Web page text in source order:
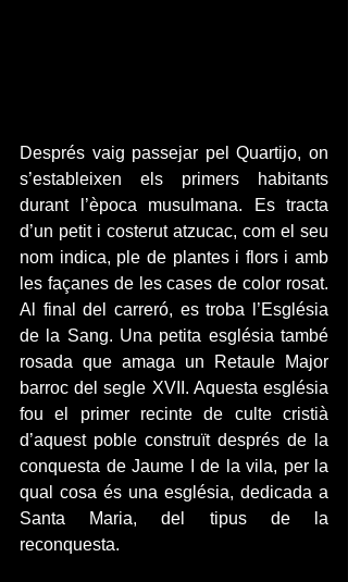
Després vaig passejar pel Quartijo, on
s’estableixen els primers habitants
durant l’època musulmana. Es tracta
d’un petit i costerut atzucac, com el seu
nom indica, ple de plantes i flors i amb
les façanes de les cases de color rosat.
Al final del carreró, es troba l’Església
de la Sang. Una petita església també
rosada que amaga un Retaule Major
barroc del segle XVII. Aquesta església
fou el primer recinte de culte cristià
d’aquest poble construït després de la
conquesta de Jaume I de la vila, per la
qual cosa és una església, dedicada a
Santa Maria, del tipus de la
reconquesta.